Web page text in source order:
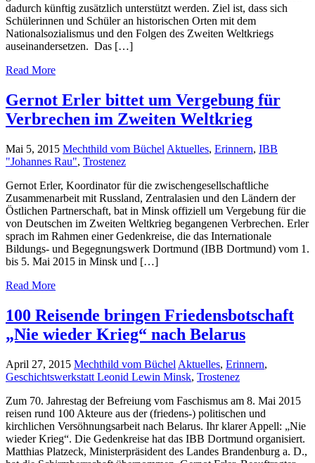
dadurch künftig zusätzlich unterstützt werden. Ziel ist, dass sich
Schülerinnen und Schüler an historischen Orten mit dem
Nationalsozialismus und den Folgen des Zweiten Weltkriegs
auseinandersetzen. Das […]
Read More
Gernot Erler bittet um Vergebung für
Verbrechen im Zweiten Weltkrieg
Mai 5, 2015 Mechthild vom Büchel Aktuelles, Erinnern, IBB
"Johannes Rau", Trostenez
Gernot Erler, Koordinator für die zwischengesellschaftliche
Zusammenarbeit mit Russland, Zentralasien und den Ländern der
Östlichen Partnerschaft, bat in Minsk offiziell um Vergebung für die
von Deutschen im Zweiten Weltkrieg begangenen Verbrechen. Erler
sprach im Rahmen einer Gedenkreise, die das Internationale
Bildungs- und Begegnungswerk Dortmund (IBB Dortmund) vom 1.
bis 5. Mai 2015 in Minsk und […]
Read More
100 Reisende bringen Friedensbotschaft
„Nie wieder Krieg“ nach Belarus
April 27, 2015 Mechthild vom Büchel Aktuelles, Erinnern,
Geschichtswerkstatt Leonid Lewin Minsk, Trostenez
Zum 70. Jahrestag der Befreiung vom Faschismus am 8. Mai 2015
reisen rund 100 Akteure aus der (friedens-) politischen und
kirchlichen Versöhnungsarbeit nach Belarus. Ihr klarer Appell: „Nie
wieder Krieg“. Die Gedenkreise hat das IBB Dortmund organisiert.
Matthias Platzeck, Ministerpräsident des Landes Brandenburg a. D.,